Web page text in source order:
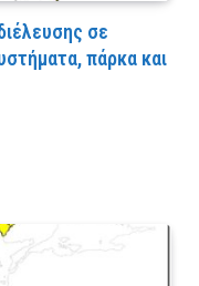
σε
πάρκα και